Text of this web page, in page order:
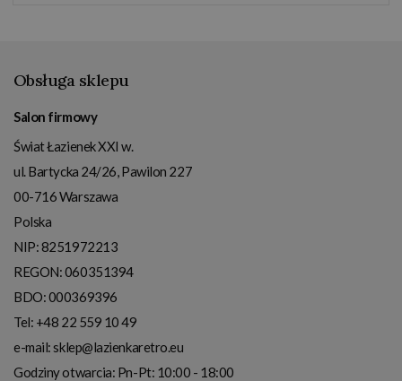
Obsługa sklepu
Salon firmowy
Świat Łazienek XXI w.
ul. Bartycka 24/26, Pawilon 227
00-716Warszawa
Polska
NIP:8251972213
REGON: 060351394
BDO: 000369396
Tel: +48 22 559 10 49
e-mail:sklep@lazienkaretro.eu
Godziny otwarcia: Pn-Pt: 10:00 - 18:00